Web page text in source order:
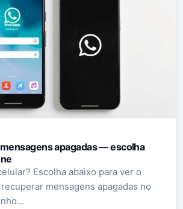
apagadas — escolha
Escolha abaixo para ver o
mensagens apagadas no